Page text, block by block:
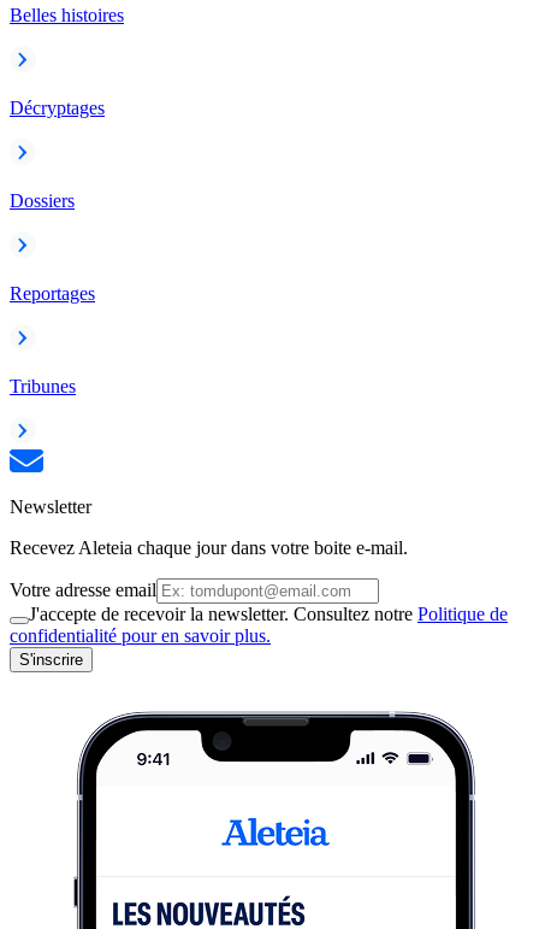
Belles histoires
Décryptages
Dossiers
Reportages
Tribunes
Newsletter
Recevez Aleteia chaque jour dans votre boite e-mail.
Votre adresse email
J'accepte de recevoir la newsletter. Consultez notre Politique de
confidentialité pour en savoir plus.
S'inscrire